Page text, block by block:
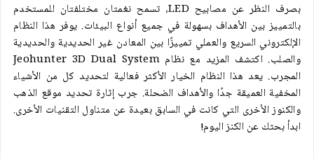
بصرف النظر عن مصابيح LED، تسمح نغمتان مختلفتان للمستخدم
بالتمييز بين الأهداف بسهولة في جميع أنواع البيئات. يوفر هذا النظام
الإلكتروني السريع والعملي تمييزًا بين المعادن غير الحديدية والحديدية
والصلب. اكتشف المزيد مع نظام Jeohunter 3D Dual System
المجرب. يعد هذا النظام الخيار الأكثر فعالية لتحديد كل من الأشياء
المخفية العميقة جدًا والأهداف الضحلة. جرب إثارة تحديد موقع الذهب
والكنوز الأخرى التي كانت في السابق بعيدة عن متناول التقنيات الأخرى.
ابدأ بحثك عن الكنز اليوم!